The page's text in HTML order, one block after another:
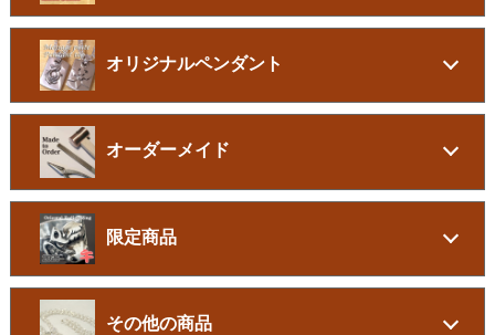
オリジナルペンダント
オーダーメイド
限定商品
その他の商品